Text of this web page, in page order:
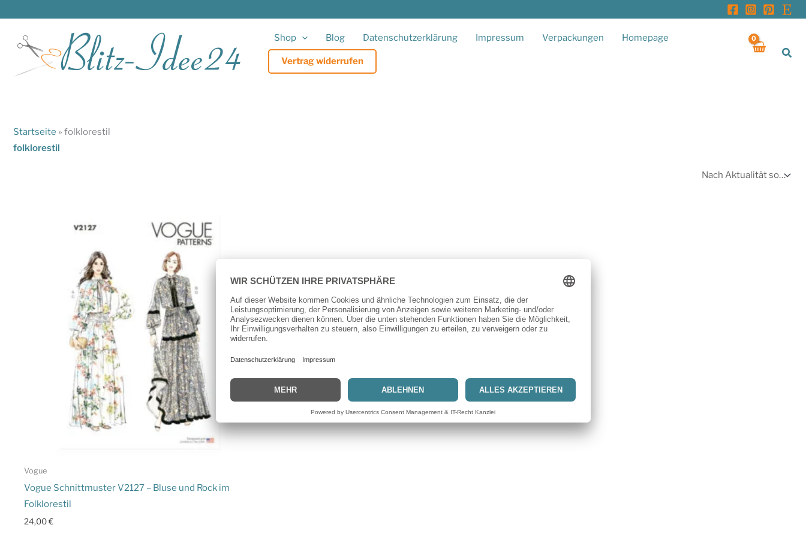
springen
Shop Blog Datenschutzerklärung Impressum Verpackungen Homepage
Vertrag widerrufen
Startseite » folklorestil
folklorestil
Vogue
Vogue Schnittmuster V2127 – Bluse und Rock im
Folklorestil
24,00€